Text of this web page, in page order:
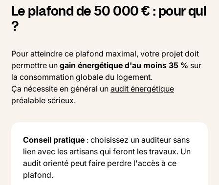
Le plafond de 50 000 € : pour qui
?
Pour atteindre ce plafond maximal, votre projet doit
permettre un gain énergétique d'au moins 35 % sur
la consommation globale du logement.
Ça nécessite en général un audit énergétique
préalable sérieux.
Conseil pratique : choisissez un auditeur sans
lien avec les artisans qui feront les travaux. Un
audit orienté peut faire perdre l'accès à ce
plafond.